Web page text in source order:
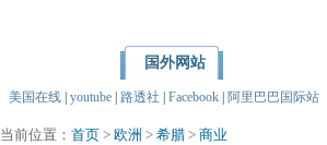
国外网站
美国在线 youtube 路透社 Facebook 阿里巴巴国际站
当前位置： 首页 > 欧洲 > 希腊 > 商业